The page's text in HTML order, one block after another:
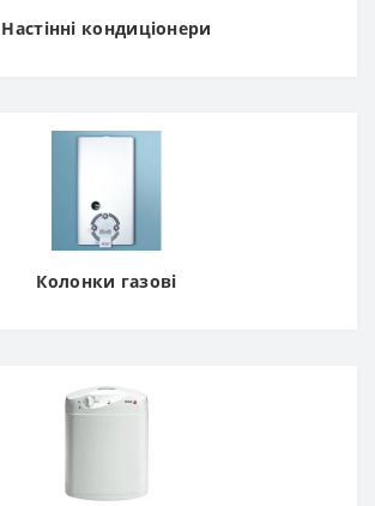
Настінні кондиціонери
Колонки газові